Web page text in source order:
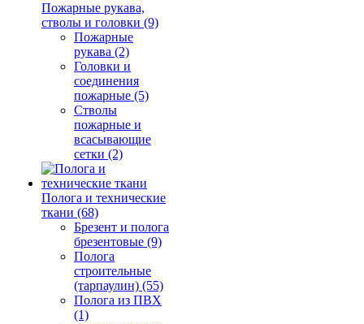
Пожарные рукава,
стволы и головки (9)
Пожарные
рукава (2)
Головки и
соединения
пожарные (5)
Стволы
пожарные и
всасывающие
сетки (2)
Полога и технические
ткани (68)
Брезент и полога
брезентовые (9)
Полога
строительные
(тарпаулин) (55)
Полога из ПВХ
(1)